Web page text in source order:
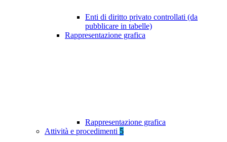
Enti di diritto privato controllati (da
pubblicare in tabelle)
Rappresentazione grafica
Rappresentazione grafica
Attività e procedimenti 5